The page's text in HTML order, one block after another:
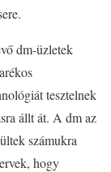
dm-üzletek
tesztelnek
állt át. A dm az
számukra
hogy